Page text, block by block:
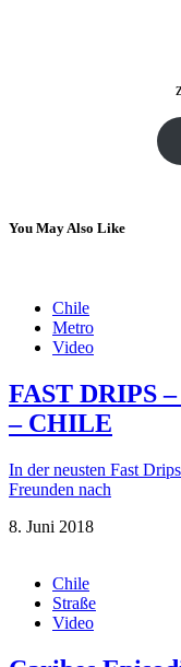
You May Also Like
Chile
Metro
Video
FAST DRIPS
– CHILE
In der neusten Fast
Freunden nach
8. Juni 2018
Chile
Straße
Video